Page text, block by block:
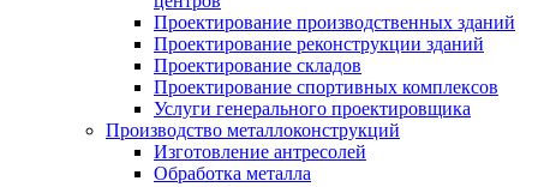
Проектирование производственных зданий
Проектирование реконструкции зданий
Проектирование складов
Проектирование спортивных комплексов
Услуги генерального проектировщика
Производство металлоконструкций
Изготовление антресолей
Обработка металла